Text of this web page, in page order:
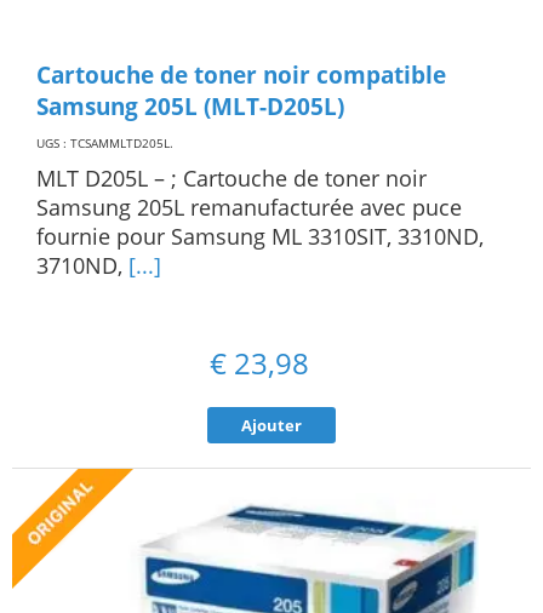
Cartouche de toner noir compatible
Samsung 205L (MLT-D205L)
UGS : TCSAMMLTD205L .
MLT D205L – ; Cartouche de toner noir
Samsung 205L remanufacturée avec puce
fournie pour Samsung ML 3310SIT, 3310ND,
3710ND, [...]
€ 23,98
Ajouter